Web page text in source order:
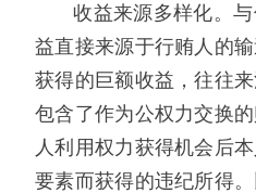
收益来源多样化。
益直接来源于行贿人的
获得的巨额收益，往往
包含了作为公权力交换
人利用权力获得机会后
要素而获得的违纪所得